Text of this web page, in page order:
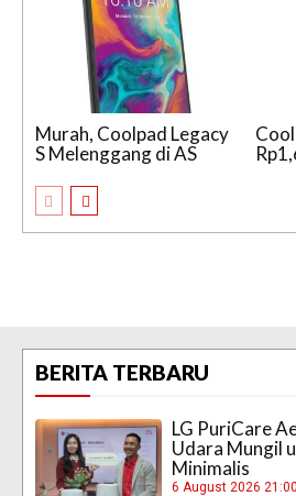
Murah, Coolpad Legacy
S Melenggang di AS
BERITA TERBARU
LG PuriCare
Udara Mungil
Minimalis
6 August 2026